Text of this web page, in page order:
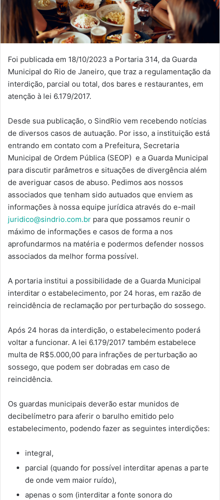
Foi publicada em 18/10/2023 a Portaria 314, da Guarda
Municipal do Rio de Janeiro, que traz a regulamentação da
interdição, parcial ou total, dos bares e restaurantes, em
atenção à lei 6.179/2017.
Desde sua publicação, o SindRio vem recebendo notícias
de diversos casos de autuação. Por isso, a instituição está
entrando em contato com a Prefeitura, Secretaria
Municipal de Ordem Pública (SEOP) e a Guarda Municipal
para discutir parâmetros e situações de divergência além
de averiguar casos de abuso. Pedimos aos nossos
associados que tenham sido autuados que enviem as
informações à nossa equipe jurídica através do e-mail
juridico@sindrio.com.br para que possamos reunir o
máximo de informações e casos de forma a nos
aprofundarmos na matéria e podermos defender nossos
associados da melhor forma possível.
A portaria institui a possibilidade de a Guarda Municipal
interditar o estabelecimento, por 24 horas, em razão de
reincidência de reclamação por perturbação do sossego.
Após 24 horas da interdição, o estabelecimento poderá
voltar a funcionar. A lei 6.179/2017 também estabelece
multa de R$5.000,00 para infrações de perturbação ao
sossego, que podem ser dobradas em caso de
reincidência.
Os guardas municipais deverão estar munidos de
decibelímetro para aferir o barulho emitido pelo
estabelecimento, podendo fazer as seguintes interdições:
integral,
parcial (quando for possível interditar apenas a parte
de onde vem maior ruído),
apenas o som (interditar a fonte sonora do